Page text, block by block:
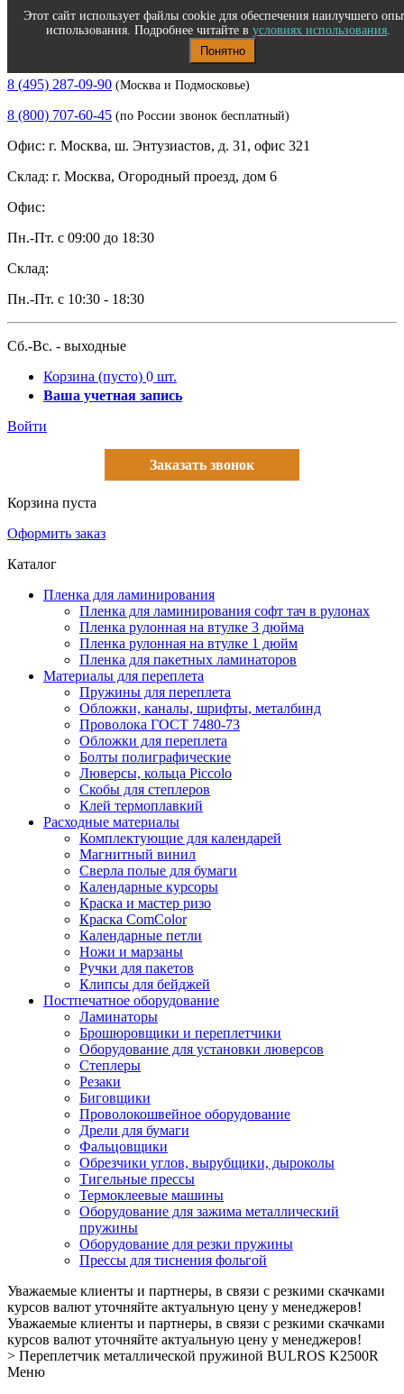
Полиграфическое и офисное оборудование
8 (495) 287-09-90 (Москва и Подмосковье)
8 (800) 707-60-45 (по России звонок бесплатный)
Офис: г. Москва, ш. Энтузиастов, д. 31, офис 321
Склад: г. Москва, Огородный проезд, дом 6
Офис:
Пн.-Пт. с 09:00 до 18:30
Склад:
Пн.-Пт. с 10:30 - 18:30
Сб.-Вс. - выходные
Корзина (пусто) 0 шт.
Ваша учетная запись
Войти
Заказать звонок
Корзина пуста
Оформить заказ
Каталог
Пленка для ламинирования
Пленка для ламинирования софт тач в рулонах
Пленка рулонная на втулке 3 дюйма
Пленка рулонная на втулке 1 дюйм
Пленка для пакетных ламинаторов
Материалы для переплета
Пружины для переплета
Обложки, каналы, шрифты, металбинд
Проволока ГОСТ 7480-73
Обложки для переплета
Болты полиграфические
Люверсы, кольца Piccolo
Скобы для степлеров
Клей термоплавкий
Расходные материалы
Комплектующие для календарей
Магнитный винил
Сверла полые для бумаги
Календарные курсоры
Краска и мастер ризо
Краска ComColor
Календарные петли
Ножи и марзаны
Ручки для пакетов
Клипсы для бейджей
Постпечатное оборудование
Ламинаторы
Брошюровщики и переплетчики
Оборудование для установки люверсов
Степлеры
Резаки
Биговщики
Проволокошвейное оборудование
Дрели для бумаги
Фальцовщики
Обрезчики углов, вырубщики, дыроколы
Тигельные прессы
Термоклеевые машины
Оборудование для зажима металлический
пружины
Оборудование для резки пружины
Прессы для тиснения фольгой
Уважаемые клиенты и партнеры, в связи с резкими скачками
курсов валют уточняйте актуальную цену у менеджеров!
Уважаемые клиенты и партнеры, в связи с резкими скачками
курсов валют уточняйте актуальную цену у менеджеров!
> Переплетчик металлической пружиной BULROS K2500R
Меню
Этот сайт использует файлы cookie для обеспечения наилучшего
использования. Подробнее читайте в условиях использования.
Понятно